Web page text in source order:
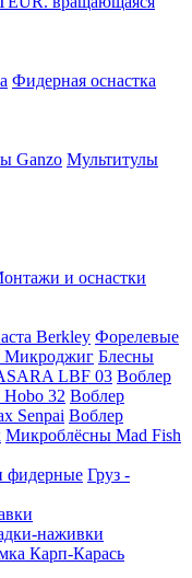
Фидерная оснастка
Ganzo Мультитулы
и оснастки
Berkley Форелевые
Микроджиг Блесны
LBF 03 Воблер
32 Воблер
Senpai Воблер
Микроблёсны Mad Fish
фидерные Груз -
наживки
Карп-Карась